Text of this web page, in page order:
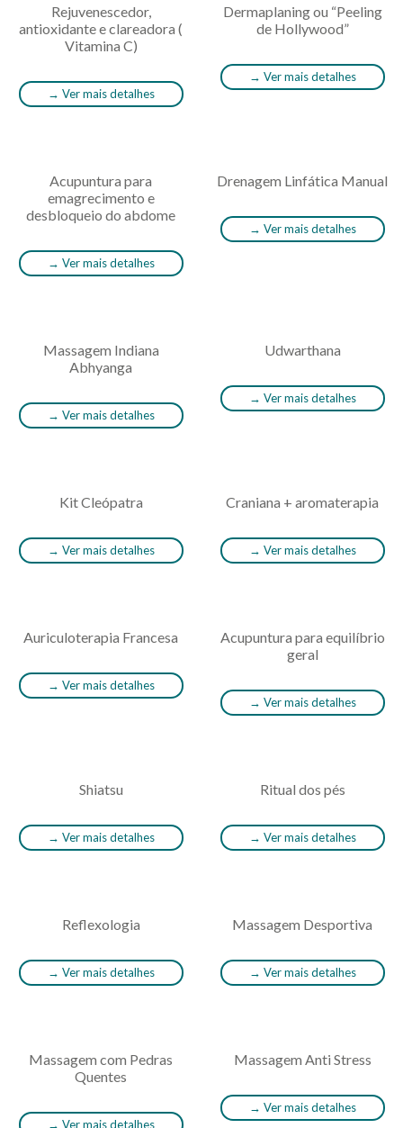
Rejuvenescedor,
antioxidante e clareadora (
Vitamina C)
→ Ver mais detalhes
Dermaplaning ou “Peeling
de Hollywood”
→ Ver mais detalhes
Acupuntura para
emagrecimento e
desbloqueio do abdome
→ Ver mais detalhes
Drenagem Linfática Manual
→ Ver mais detalhes
Massagem Indiana
Abhyanga
→ Ver mais detalhes
Udwarthana
→ Ver mais detalhes
Kit Cleópatra
→ Ver mais detalhes
Craniana + aromaterapia
→ Ver mais detalhes
Auriculoterapia Francesa
→ Ver mais detalhes
Acupuntura para equilíbrio
geral
→ Ver mais detalhes
Shiatsu
→ Ver mais detalhes
Ritual dos pés
→ Ver mais detalhes
Reflexologia
→ Ver mais detalhes
Massagem Desportiva
→ Ver mais detalhes
Massagem com Pedras
Quentes
→ Ver mais detalhes
Massagem Anti Stress
→ Ver mais detalhes